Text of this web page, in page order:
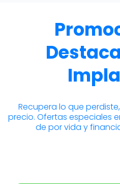
Recupera lo que
precio. Ofertas especiales
de por vida y